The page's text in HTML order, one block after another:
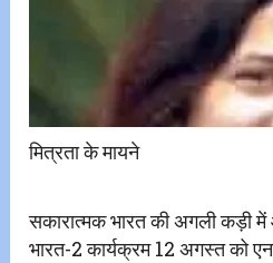
मित्रता के मायने
सकारात्मक भारत की अगली कड़ी
भारत-2 कार्यक्रम 12 अगस्त को